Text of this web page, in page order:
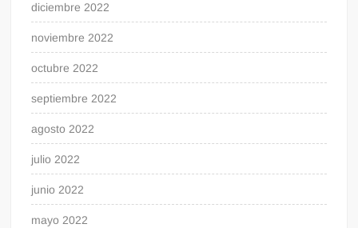
diciembre 2022
noviembre 2022
octubre 2022
septiembre 2022
agosto 2022
julio 2022
junio 2022
mayo 2022